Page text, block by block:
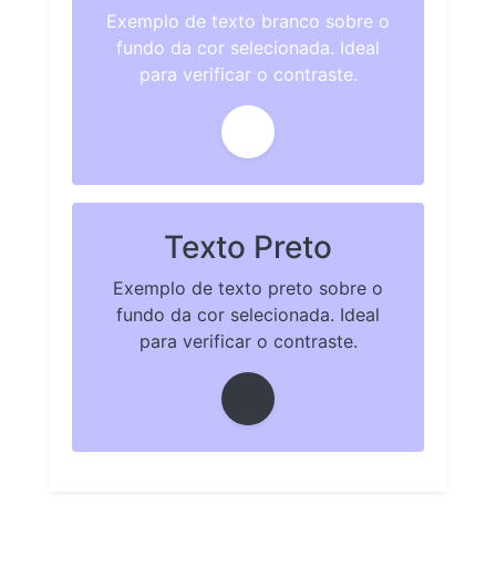
Exemplo de texto branco sobre o
fundo da cor selecionada. Ideal
para verificar o contraste.
Texto Preto
Exemplo de texto preto sobre o
fundo da cor selecionada. Ideal
para verificar o contraste.